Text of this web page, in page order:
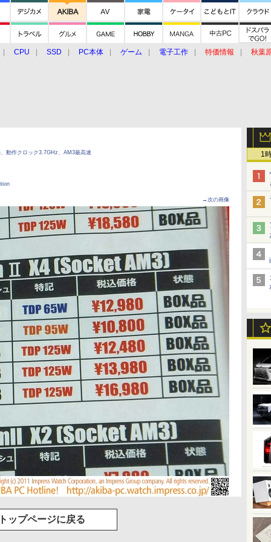
CPU SSD PC本体 ゲーム 電子工作 特価情報
秋葉
1
動作クロック3.7GHz、AM3最高速
→次の画像
ップページに戻る